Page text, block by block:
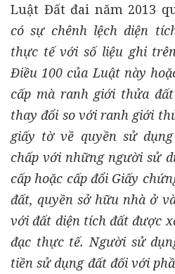
Luật Đất đai năm 2013
có sự chênh lệch diện
thực tế với số liệu ghi
Điều 100 của Luật này
cấp mà ranh giới thửa
thay đổi so với ranh giới
giấy tờ về quyền sử
chấp với những người sử
cấp hoặc cấp đổi Giấy
đất, quyền sở hữu nhà ở
với đất diện tích đất được
đạc thực tế. Người sử
tiền sử dụng đất đối với